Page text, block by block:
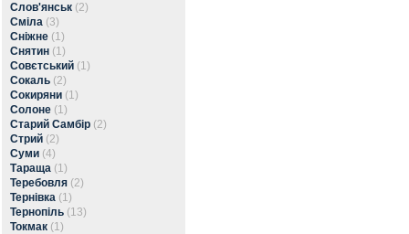
Слов'янськ (2)
Сміла (3)
Сніжне (1)
Снятин (1)
Совєтський (1)
Сокаль (2)
Сокиряни (1)
Солоне (1)
Старий Самбір (2)
Стрий (2)
Суми (4)
Тараща (1)
Теребовля (2)
Тернівка (1)
Тернопіль (13)
Токмак (1)